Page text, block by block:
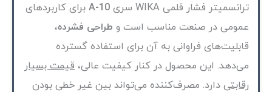
ترانسمیتر فشار قلمی WIKA سری A-10 برای کاربردهای
عمومی در صنعت مناسب است و طراحی فشرده،
قابلیت‌های فراوانی به آن برای استفاده گسترده
می‌دهد. این محصول در کنار کیفیت عالی، قیمت بسیار
رقابتی دارد. مصرف‌کننده می‌تواند بین غیر خطی بودن